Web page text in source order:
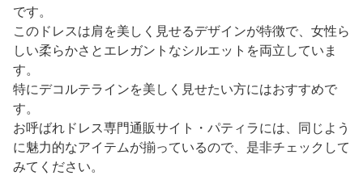
です。
このドレスは肩を美しく見せるデザインが特徴で、女性ら
しい柔らかさとエレガントなシルエットを両立していま
す。
特にデコルテラインを美しく見せたい方にはおすすめで
す。
お呼ばれドレス専門通販サイト・パティラには、同じよう
に魅力的なアイテムが揃っているので、是非チェックして
みてください。